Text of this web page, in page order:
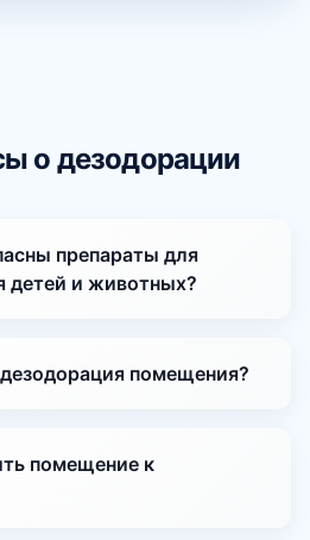
о дезодорации
препараты для
детей и животных?
помещения?
помещение к